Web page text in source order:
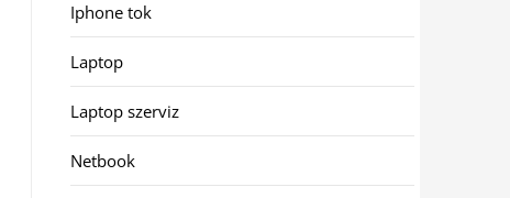
Iphone tok
Laptop
Laptop szerviz
Netbook